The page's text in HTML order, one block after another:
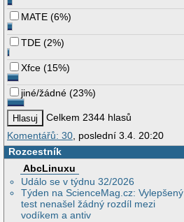
MATE (6%)
TDE (2%)
Xfce (15%)
jiné/žádné (23%)
Celkem 2344 hlasů
Komentářů: 30 , poslední 3.4. 20:20
Rozcestník
AbcLinuxu
Událo se v týdnu 32/2026
Týden na ScienceMag.cz: Vylepšený
test nenašel žádný rozdíl mezi
vodíkem a antiv